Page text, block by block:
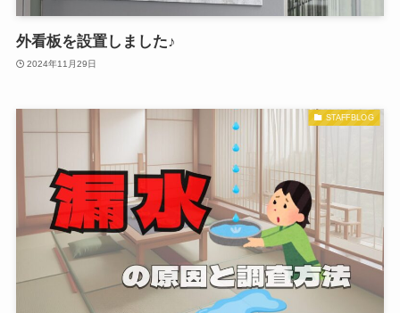
外看板を設置しました♪
2024年11月29日
STAFFBLOG